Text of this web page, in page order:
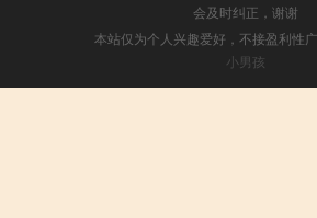
会及时纠正，谢谢
本站仅为个人兴趣爱好，不接盈利性
小男孩